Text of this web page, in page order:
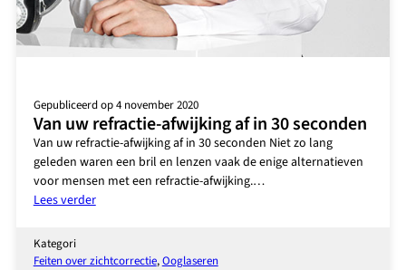
Gepubliceerd op 4 november 2020
Van uw refractie-afwijking af in 30 seconden
Van uw refractie-afwijking af in 30 seconden Niet zo lang
geleden waren een bril en lenzen vaak de enige alternatieven
voor mensen met een refractie-afwijking.…
Lees verder:
refractie-
Kategori
Feiten over zichtcorrectie, Ooglaseren